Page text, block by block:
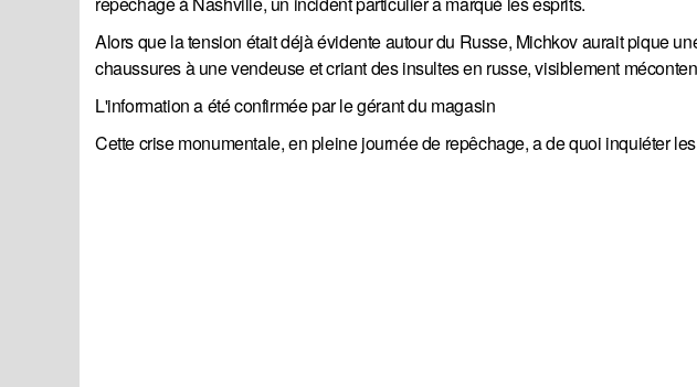
Alors que la tension était déjà évidente autour du Russe, Michkov aurait pique
chaussures à une vendeuse et criant des insultes en russe, visiblement
L'information a été confirmée par le gérant du magasin
Cette crise monumentale, en pleine journée de repêchage, a de quoi inquiéter